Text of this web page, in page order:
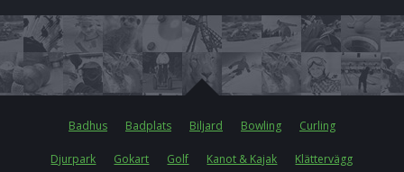
Badhus Badplats Biljard Bowling Curling
Djurpark Gokart Golf Kanot & Kajak Klättervägg